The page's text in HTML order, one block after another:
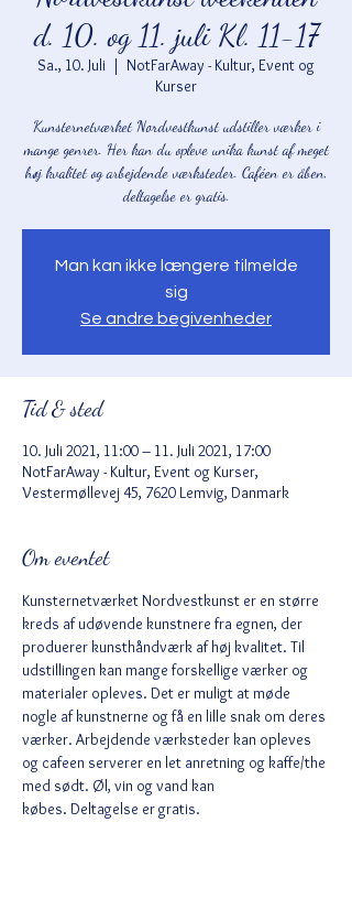
d. 10. og 11. juli Kl. 11-17
Sa., 10. Juli
  |
NotFarAway - Kultur, Event og
Kurser
Kunsternetværket Nordvestkunst udstiller værker i
mange genrer. Her kan du opleve unika kunst af meget
høj kvalitet og arbejdende værksteder. Caféen er åben,
deltagelse er gratis.
Man kan ikke længere tilmelde
sig
Se andre begivenheder
Tid & sted
10. Juli 2021, 11:00 – 11. Juli 2021, 17:00
NotFarAway - Kultur, Event og Kurser,
Vestermøllevej 45, 7620 Lemvig, Danmark
Om eventet
Kunsternetværket Nordvestkunst er en større
kreds af udøvende kunstnere fra egnen, der
produerer kunsthåndværk af høj kvalitet. Til
udstillingen kan mange forskellige værker og
materialer opleves. Det er muligt at møde
nogle af kunstnerne og få en lille snak om deres
værker. Arbejdende værksteder kan opleves
og cafeen serverer en let anretning og kaffe/the
med sødt. Øl, vin og vand kan
købes. Deltagelse er gratis.